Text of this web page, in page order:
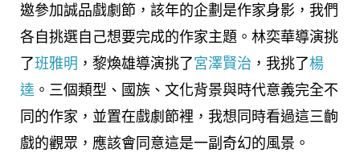
邀參加誠品戲劇節，該年的企劃是作家身影，我們
各自挑選自己想要完成的作家主題。林奕華導演挑
了班雅明 ，黎煥雄導演挑了宮澤賢治 ，我挑了楊
逵 。三個類型、國族、文化背景與時代意義完全不
同的作家，並置在戲劇節裡，我想同時看過這三齣
戲的觀眾，應該會同意這是一副奇幻的風景。